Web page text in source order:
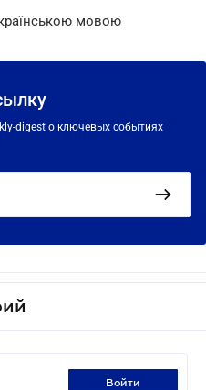
мовою
digest о ключевых событиях
войти